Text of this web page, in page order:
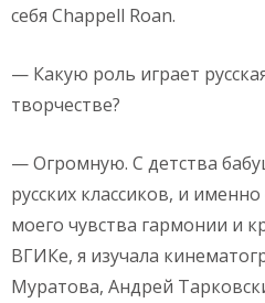
себя Chappell Roan.
— Какую роль играет
творчестве?
— Огромную. С детства
русских классиков, и
моего чувства гармонии и
ВГИКе, я изучала
Муратова, Андрей